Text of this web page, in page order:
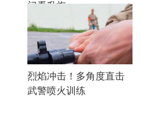
门看升旗
烈焰冲击！多角度直击
武警喷火训练